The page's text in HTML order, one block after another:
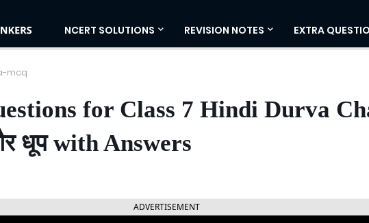
NCERT SOLUTIONS REVISION NOTES EXTRA
mcq
for Class 7 Hindi Durva
धूप with Answers
ADVERTISEMENT